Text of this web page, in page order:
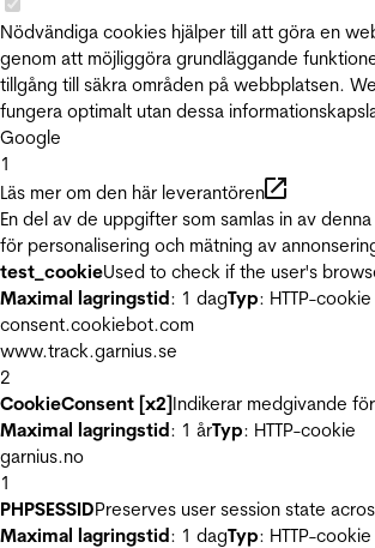
Nödvändiga cookies hjälper till att göra en
genom att möjliggöra grundläggande
tillgång till säkra områden på webbplatsen.
fungera optimalt utan dessa
Google
1
Läs mer om den här leverantören
En del av de uppgifter som samlas in av
för personalisering och mätning av
test_cookieUsed to check if the user's
Maximal lagringstid: 1 dagTyp: HTTP-cookie
consent.cookiebot.com
www.track.garnius.se
2
CookieConsent [x2]Indikerar medgivande
Maximal lagringstid: 1 årTyp: HTTP-cookie
garnius.no
1
PHPSESSIDPreserves user session state
Maximal lagringstid: 1 dagTyp: HTTP-cookie